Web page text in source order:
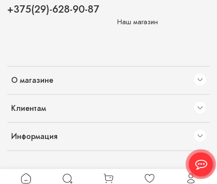
О магазине
Клиентам
Информация
+375(29)-628-90-87
Наш магазин